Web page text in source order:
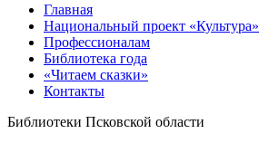
Главная
Национальный проект «Культура»
Профессионалам
Библиотека года
«Читаем сказки»
Контакты
Библиотеки Псковской области